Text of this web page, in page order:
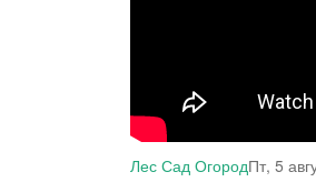
Лес Сад ОгородПт, 5